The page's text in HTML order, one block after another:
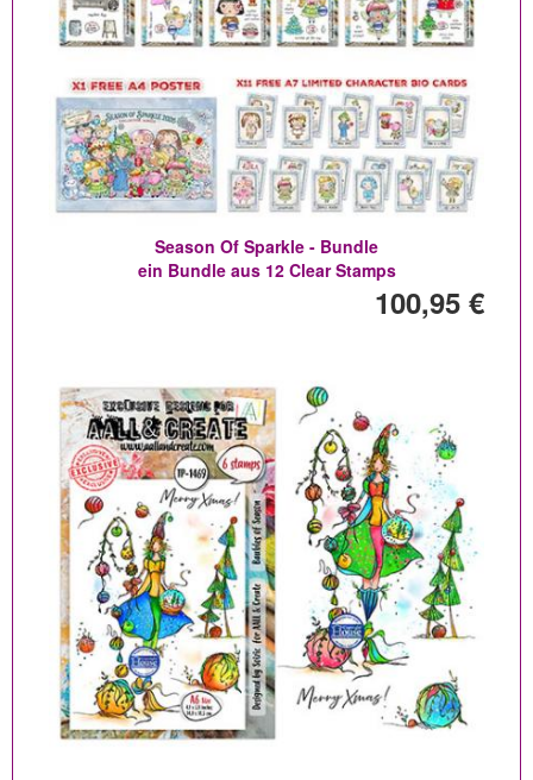
Season Of Sparkle - Bundle
ein Bundle aus 12 Clear Stamps
100,95 €